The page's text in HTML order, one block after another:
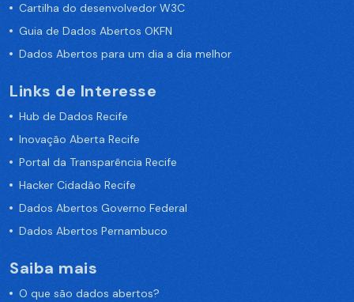
Cartilha do desenvolvedor W3C
Guia de Dados Abertos OKFN
Dados Abertos para um dia a dia melhor
Links de Interesse
Hub de Dados Recife
Inovação Aberta Recife
Portal da Transparência Recife
Hacker Cidadão Recife
Dados Abertos Governo Federal
Dados Abertos Pernambuco
Saiba mais
O que são dados abertos?